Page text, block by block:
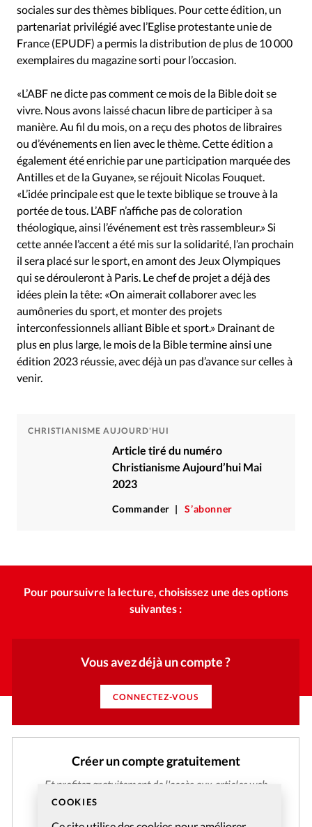
COOKIES
sociales sur des thèmes bibliques. Pour cette édition, un
partenariat privilégié avec l’Eglise protestante unie de
France (EPUDF) a permis la distribution de plus de 10 000
exemplaires du magazine sorti pour l’occasion.
«L’ABF ne dicte pas comment ce mois de la Bible doit se
vivre. Nous avons laissé chacun libre de participer à sa
manière. Au fil du mois, on a reçu des photos de libraires
ou d’événements en lien avec le thème. Cette édition a
également été enrichie par une participation marquée des
Antilles et de la Guyane», se réjouit Nicolas Fouquet.
«L’idée principale est que le texte biblique se trouve à la
portée de tous. L’ABF n’affiche pas de coloration
théologique, ainsi l’événement est très rassembleur.» Si
cette année l’accent a été mis sur la solidarité, l’an prochain
il sera placé sur le sport, en amont des Jeux Olympiques
qui se dérouleront à Paris. Le chef de projet a déjà des
idées plein la tête: «On aimerait collaborer avec les
aumôneries du sport, et monter des projets
interconfessionnels alliant Bible et sport.» Drainant de
plus en plus large, le mois de la Bible termine ainsi une
édition 2023 réussie, avec déjà un pas d’avance sur celles à
venir.
CHRISTIANISME AUJOURD'HUI
Article tiré du numéro
Christianisme Aujourd’hui Mai
2023
Commander S’abonner
Pour poursuivre la lecture, choisissez une des options
suivantes :
Vous avez déjà un compte ?
CONNECTEZ-VOUS
Créer un compte gratuitement
Et profitez gratuitement de l'accès aux articles web
réservés aux abonnés pendant 14 jours.